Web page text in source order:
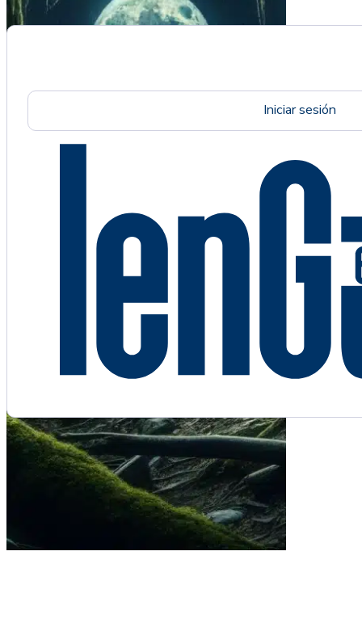
Iniciar sesión